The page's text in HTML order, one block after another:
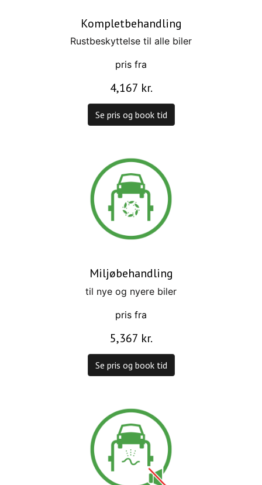
Kompletbehandling
Rustbeskyttelse til alle biler
pris fra
4,167 kr.
Se pris og book tid
Miljøbehandling
til nye og nyere biler
pris fra
5,367 kr.
Se pris og book tid